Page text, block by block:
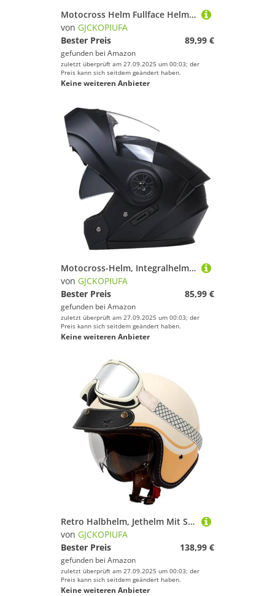
Motocross Helm Fullface Helm, ECE 22.06 Zertifiziert Motorradhelm Klapphelm Mit Sonnenblende Für Damen Und Herren, Integralhelm Sturzhelm A,L/(59~60cm)
von GJCKOPIUFA
Bester Preis
89,99 €
gefunden bei Amazon
zuletzt überprüft am 27.09.2025 um 00:03; der
Preis kann sich seitdem geändert haben.
Keine weiteren Anbieter
Motocross-Helm, Integralhelm Mit Doppelvisier ECE 22.06 Zertifiziert Motorradhelm Klapphelm Fullface Helm Für Männer Und Frauen A,S/(55~56cm)
von GJCKOPIUFA
Bester Preis
85,99 €
gefunden bei Amazon
zuletzt überprüft am 27.09.2025 um 00:03; der
Preis kann sich seitdem geändert haben.
Keine weiteren Anbieter
Retro Halbhelm, Jethelm Mit Sonnenblende 3/4 Offener Motorradhelm, Rollerhelm Für Männer Und Frauen ECE 22.06 Zertifiziert G,XL/(59~60cm)
von GJCKOPIUFA
Bester Preis
138,99 €
gefunden bei Amazon
zuletzt überprüft am 27.09.2025 um 00:03; der
Preis kann sich seitdem geändert haben.
Keine weiteren Anbieter